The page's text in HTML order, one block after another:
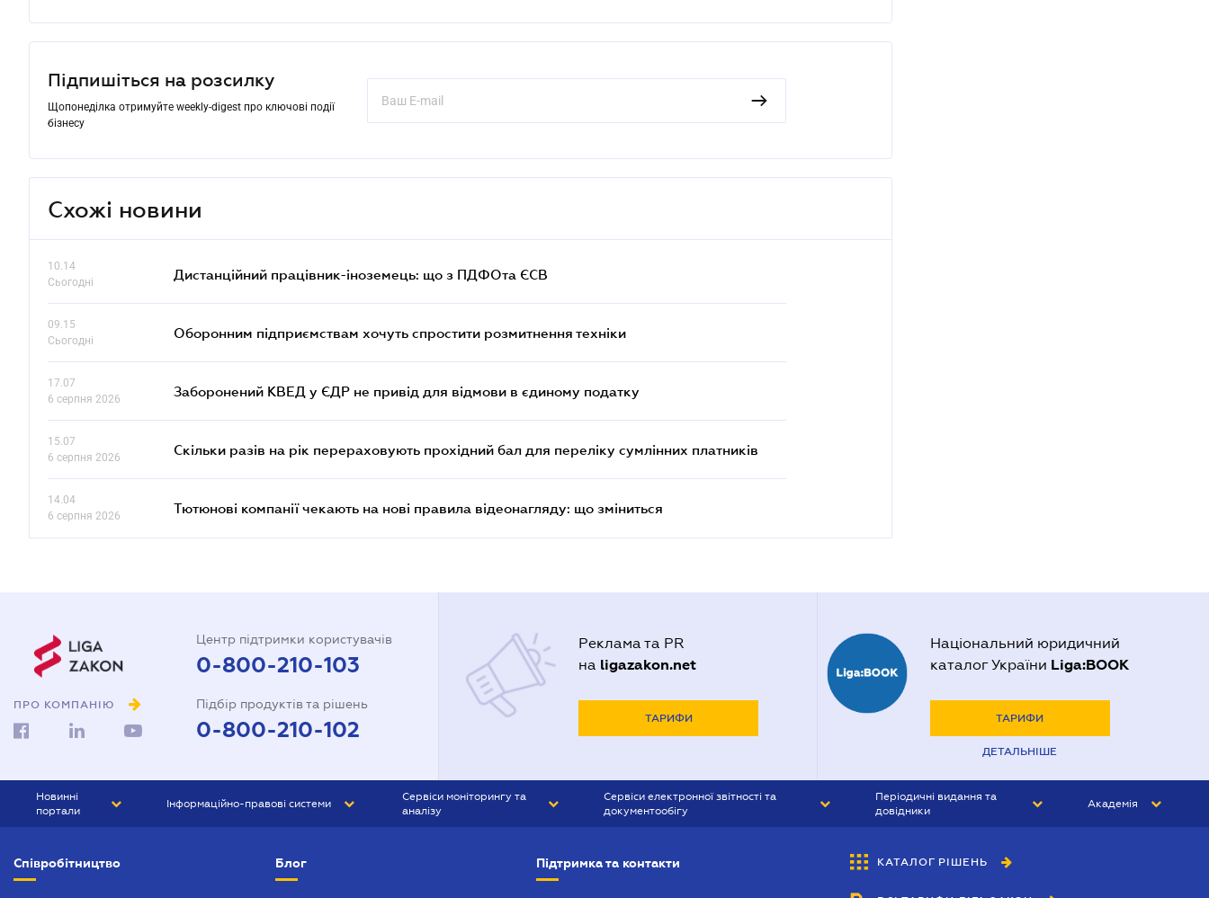
Підпишіться на розсилку
Щопонеділка отримуйте weekly-digest про ключові події
бізнесу
Схожі новини
10.14
Сьогодні
Дистанційний працівник-іноземець: що з ПДФОта ЄСВ
09.15
Сьогодні
Оборонним підприємствам хочуть спростити розмитнення техніки
17.07
6 серпня 2026
Заборонений КВЕД у ЄДР не привід для відмови в єдиному податку
15.07
6 серпня 2026
Скільки разів на рік перераховують прохідний бал для переліку сумлінних платників
14.04
6 серпня 2026
Тютюнові компанії чекають на нові правила відеонагляду: що зміниться
ПРО КОМПАНІЮ
Центр підтримки користувачів
0-800-210-103
Підбір продуктів та рішень
0-800-210-102
Реклама та PR
на ligazakon.net
ТАРИФИ
Національний юридичний
каталог України Liga:BOOK
ТАРИФИ
ДЕТАЛЬНІШЕ
Новинні
портали
БІЗНЕС
Інформаційно-правові системи
Сервіси моніторингу та
аналізу
Сервіси електронної звітності та
документообігу
Періодичні видання та
довідники
БУХГАЛТЕР&ЗАКОН
Академія
Співробітництво Блог Підтримка та контакти КАТАЛОГ РІШЕНЬ